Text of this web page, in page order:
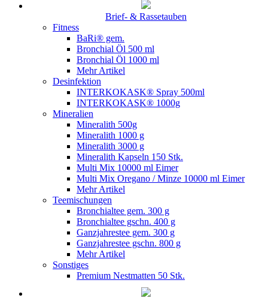
Brief- & Rassetauben
Fitness
BaRi® gem.
Bronchial Öl 500 ml
Bronchial Öl 1000 ml
Mehr Artikel
Desinfektion
INTERKOKASK® Spray 500ml
INTERKOKASK® 1000g
Mineralien
Mineralith 500g
Mineralith 1000 g
Mineralith 3000 g
Mineralith Kapseln 150 Stk.
Multi Mix 10000 ml Eimer
Multi Mix Oregano / Minze 10000 ml Eimer
Mehr Artikel
Teemischungen
Bronchialtee gem. 300 g
Bronchialtee gschn. 400 g
Ganzjahrestee gem. 300 g
Ganzjahrestee gschn. 800 g
Mehr Artikel
Sonstiges
Premium Nestmatten 50 Stk.